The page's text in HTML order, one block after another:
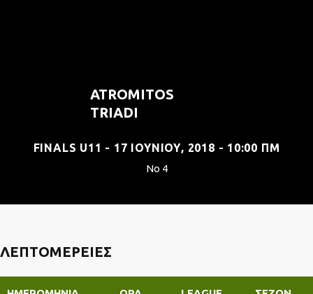
ATROMITOS
TRIADI
FINALS U11 - 17 ΙΟΥΝΊΟΥ, 2018 - 10:00 ΠΜ
No 4
ΛΕΠΤΟΜΈΡΕΙΕΣ